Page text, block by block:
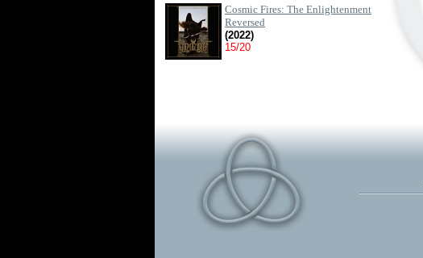
Cosmic Fires: The Enlightenment
Reversed
(2022)
15/20